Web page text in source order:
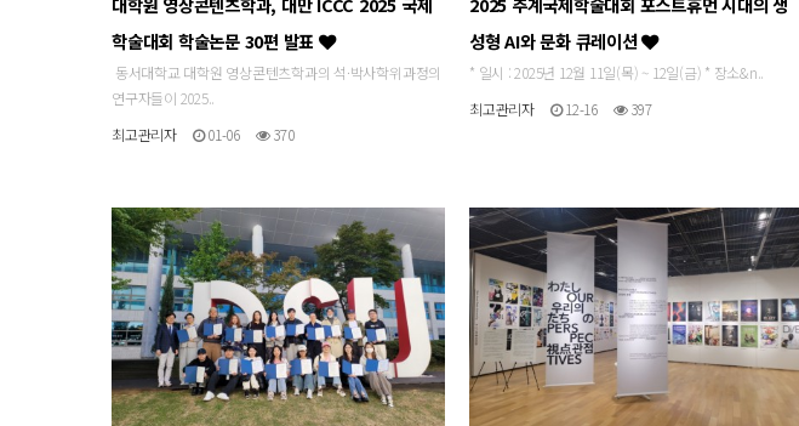
학술대회 학술논문 30편 발표
동서대학교 대학원 영상콘텐츠학과의 석·박사학위과정의
연구자들이 2025..
최고관리자
01-06 370
성형 AI와 문화 큐레이션
* 일시 : 2025년 12월 11일(목) ~ 12일(금) * 장소&n..
최고관리자
12-16 397